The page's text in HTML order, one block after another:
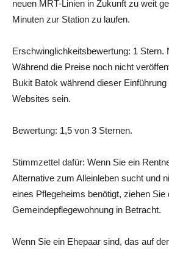
neuen MRT-Linien in Zukunft zu weit
Minuten zur Station zu laufen.
Erschwinglichkeitsbewertung: 1 Stern.
Während die Preise noch nicht
Bukit Batok während dieser
Websites sein.
Bewertung: 1,5 von 3 Sternen.
Stimmzettel dafür: Wenn Sie ein
Alternative zum Alleinleben sucht und
eines Pflegeheims benötigt, ziehen Sie
Gemeindepflegewohnung in Betracht.
Wenn Sie ein Ehepaar sind, das auf